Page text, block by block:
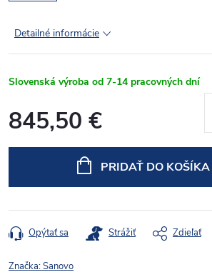
Detailné informácie
Slovenská výroba od 7-14 pracovných dní
845,50 €
PRIDAŤ DO KOŠÍKA
Opýtať sa Strážiť Zdieľať
Značka:Sanovo